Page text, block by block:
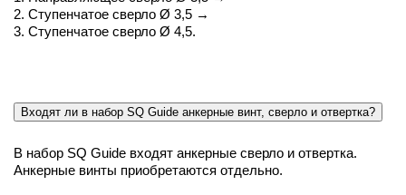
2. Ступенчатое сверло Ø 3,5 →
3. Ступенчатое сверло Ø 4,5.
Входят ли в набор SQ Guide анкерные винт, сверло и отвертка?
В набор SQ Guide входят анкерные сверло и отвертка.
Анкерные винты приобретаются отдельно.